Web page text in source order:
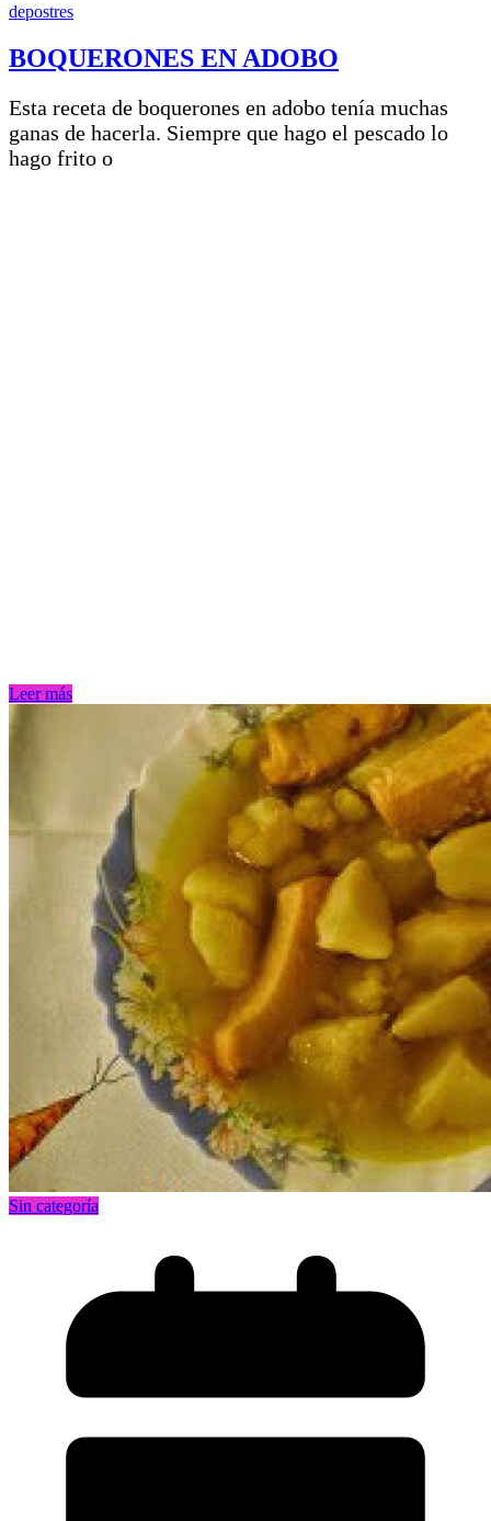
depostres
BOQUERONES EN ADOBO
Esta receta de boquerones en adobo tenía muchas
ganas de hacerla. Siempre que hago el pescado lo
hago frito o
Leer más
Sin categoría